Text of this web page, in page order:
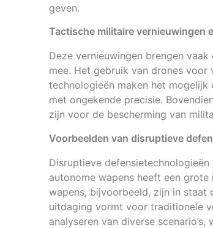
geven.
Tactische militaire vernieuwingen
Deze vernieuwingen brengen
mee. Het gebruik van drones voor
technologieën maken het mogelijk
met ongekende precisie.
zijn voor de bescherming van
Voorbeelden van disruptieve
Disruptieve
autonome wapens heeft een
wapens, bijvoorbeeld, zijn in staat
uitdaging vormt voor traditionele
analyseren van diverse scenario’s,